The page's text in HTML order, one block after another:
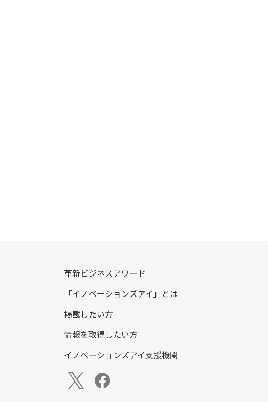
革新ビジネスアワード
「イノベーションズアイ」とは
掲載したい方
情報を取得したい方
イノベーションズアイ支援機関